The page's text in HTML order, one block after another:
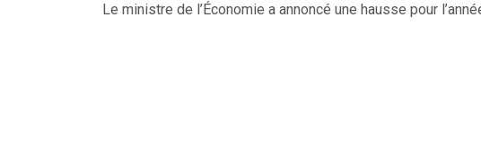
Le ministre de l’Économie a annoncé une hausse pour